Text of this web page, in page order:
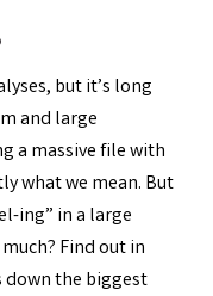
but it’s long
and large
a massive file with
what we mean. But
ing” in a large
Find out in
down the biggest